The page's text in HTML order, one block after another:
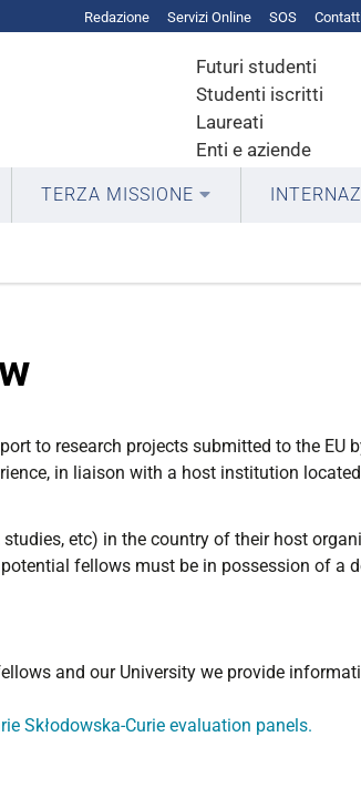
Redazione Servizi Online SOS
Futuri studenti
Studenti iscritti
Laureati
Enti e aziende
TERZA MISSIONE
to research projects submitted to the EU
in liaison with a host institution
etc) in the country of their host
fellows must be in possession of a
and our University we provide
Skłodowska-Curie evaluation panels.